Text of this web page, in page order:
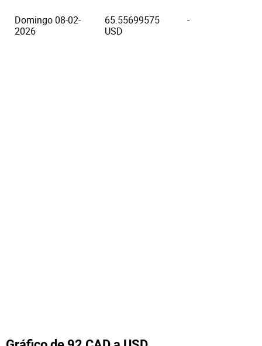
Domingo 08-02-
2026
65.55699575
USD
-